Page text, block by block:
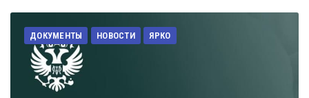
ДОКУМЕНТЫ НОВОСТИ ЯРКО